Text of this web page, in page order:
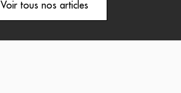
Voir tous nos articles